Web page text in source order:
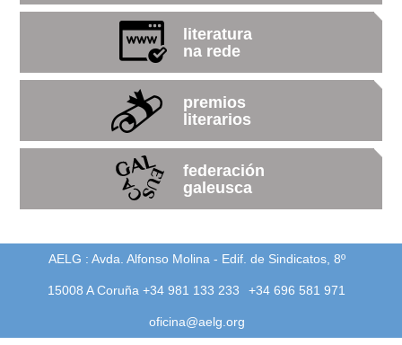
literatura
na rede
premios
literarios
federación
galeusca
AELG : Avda. Alfonso Molina - Edif. de Sindicatos, 8º
15008 A Coruña +34 981 133 233 +34 696 581 971
oficina@aelg.org